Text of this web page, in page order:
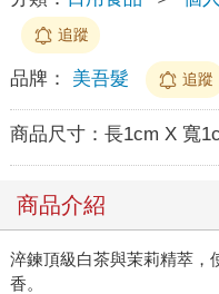
追蹤
品牌： 美吾髮 追蹤
商品尺寸： 長1cm X 寬
商品介紹
淬鍊頂級白茶與茉莉精萃，
香。